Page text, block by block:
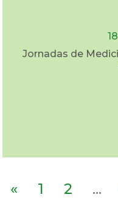
Jornadas de
« 1 2 ...